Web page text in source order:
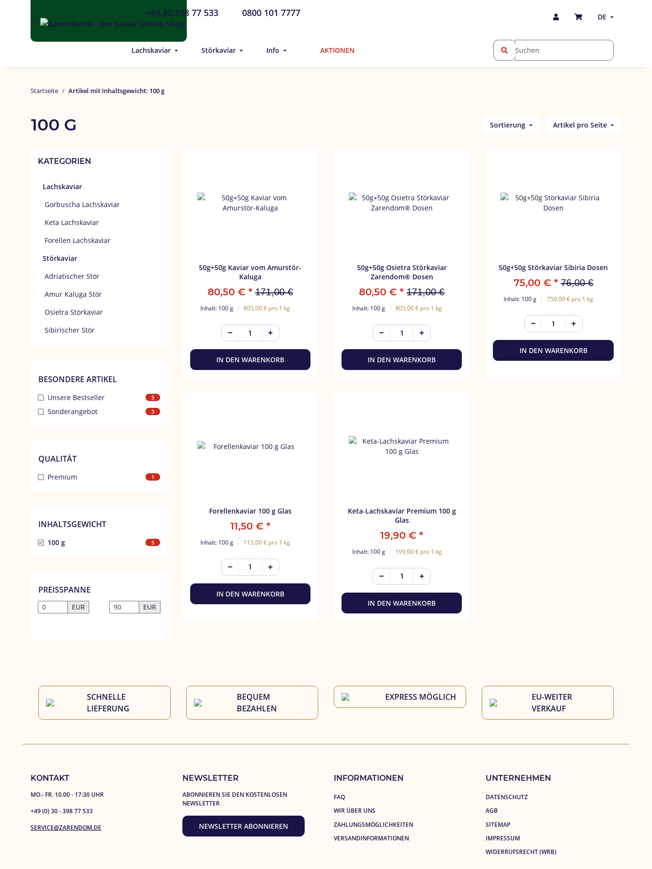
+49 30 398 77 533 0800 101 7777 DE
Lachskaviar Störkaviar Info AKTIONEN
Startseite Artikel mit Inhaltsgewicht: 100 g
100 G Sortierung Artikel pro Seite
50g+50g Kaviar vom Amurstör-
Kaluga
80,50 € * 171,00 €
Inhalt: 100 g 805,00 € pro 1 kg
IN DEN WARENKORB
50g+50g Osietra Störkaviar
Zarendom® Dosen
80,50 €* 171,00 €
Inhalt: 100 g 805,00 € pro 1 kg
IN DEN WARENKORB
50g+50g Störkaviar Sibiria Dosen
75,00 € * 76,00 €
Inhalt: 100 g 750,00 € pro 1 kg
IN DEN WARENKORB
Forellenkaviar 100 g Glas
11,50 € *
Inhalt: 100 g 115,00 € pro 1 kg
IN DEN WARENKORB
Keta-Lachskaviar Premium 100 g
Glas
19,90 €*
Inhalt: 100 g 199,00 € pro 1 kg
IN DEN WARENKORB
KATEGORIEN
Lachskaviar
Gorbuscha Lachskaviar
Keta Lachskaviar
Forellen Lachskaviar
Störkaviar
Adriatischer Stör
Amur Kaluga Stör
Osietra Störkaviar
Sibirischer Stör
BESONDERE ARTIKEL
Unsere Bestseller 5
Sonderangebot 3
QUALITÄT
Premium 1
INHALTSGEWICHT
100 g 5
PREISSPANNE
EUR EUR
SCHNELLE
LIEFERUNG
BEQUEM
BEZAHLEN
EXPRESS MÖGLICH
EU-WEITER
VERKAUF
KONTAKT
MO.- FR. 10.00 - 17:30 UHR
+49 (0) 30 - 398 77 533
SERVICE@ZARENDOM.DE
NEWSLETTER
ABONNIEREN SIE DEN KOSTENLOSEN
NEWSLETTER
NEWSLETTER ABONNIEREN
INFORMATIONEN
FAQ
WIR ÜBER UNS
ZAHLUNGSMÖGLICHKEITEN
VERSANDINFORMATIONEN
UNTERNEHMEN
DATENSCHUTZ
AGB
SITEMAP
IMPRESSUM
WIDERRUFSRECHT (WRB)